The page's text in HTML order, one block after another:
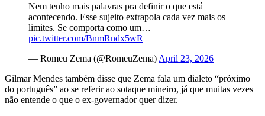
Nem tenho mais palavras pra definir o que está
acontecendo. Esse sujeito extrapola cada vez mais os
limites. Se comporta como um…
pic.twitter.com/BnmRndx5wR
— Romeu Zema (@RomeuZema) April 23, 2026
Gilmar Mendes também disse que Zema fala um dialeto “próximo
do português” ao se referir ao sotaque mineiro, já que muitas vezes
não entende o que o ex-governador quer dizer.